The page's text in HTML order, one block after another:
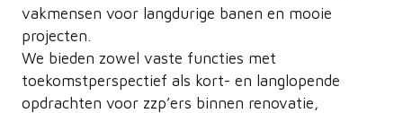
vakmensen voor langdurige banen en mooie
projecten.
We bieden zowel vaste functies met
toekomstperspectief als kort- en langlopende
opdrachten voor zzp’ers binnen renovatie,